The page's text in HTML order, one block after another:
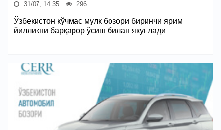
31/07, 14:35 296
Ўзбекистон кўчмас мулк бозори биринчи ярим
йилликни барқарор ўсиш билан якунлади